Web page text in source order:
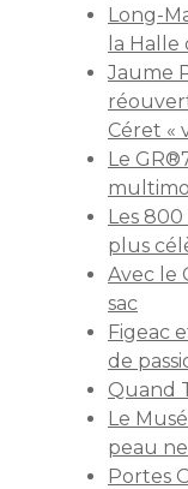
Long-
la
Jaume
Céret «
Le
Les
plus
Avec le
sac
Figeac
de
Quand
Le
peau
Portes